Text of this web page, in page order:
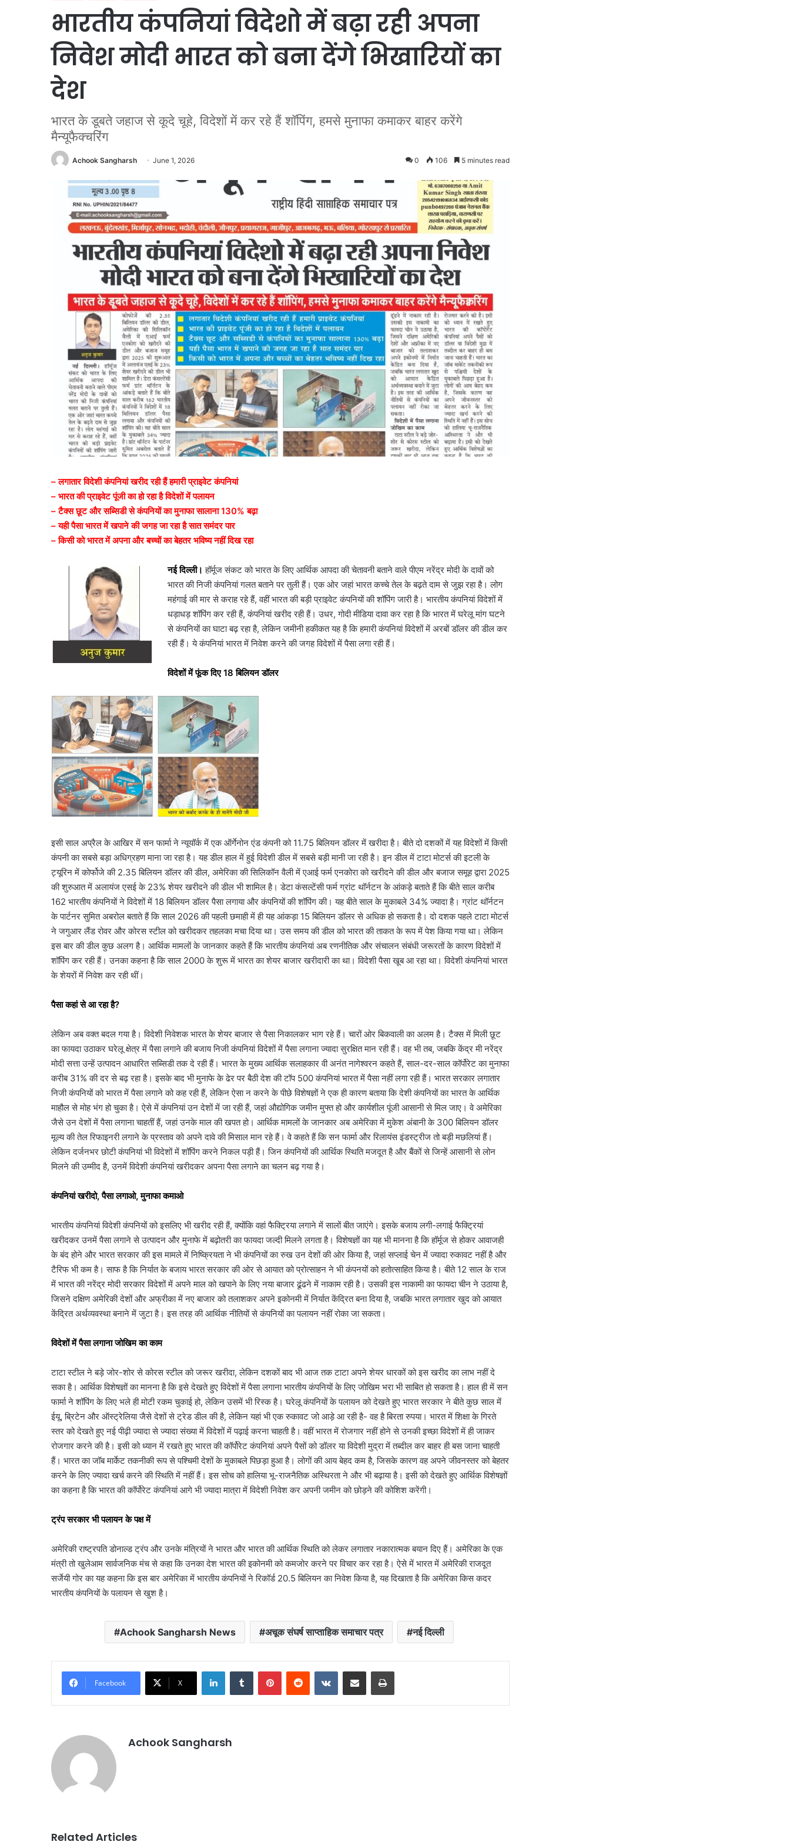
भारतीय कंपनियां विदेशो में बढ़ा रही अपना
निवेश मोदी भारत को बना देंगे भिखारियों का
देश
भारत के डूबते जहाज से कूदे चूहे, विदेशों में कर रहे हैं शॉपिंग, हमसे मुनाफा कमाकर बाहर करेंगे
मैन्यूफैक्चरिंग
Achook Sangharsh June 1, 2026 0 106 5 minutes read
– लगातार विदेशी कंपनियां खरीद रही हैं हमारी प्राइवेट कंपनियां
– भारत की प्राइवेट पूंजी का हो रहा है विदेशों में पलायन
– टैक्स छूट और सब्सिडी से कंपनियों का मुनाफा सालाना 130% बढ़ा
– यही पैसा भारत में खपाने की जगह जा रहा है सात समंदर पार
– किसी को भारत में अपना और बच्चों का बेहतर भविष्य नहीं दिख रहा
नई दिल्ली। हॉर्मूज संकट को भारत के लिए आर्थिक आपदा की चेतावनी बताने वाले पीएम नरेंद्र मोदी के दावों को
भारत की निजी कंपनियां गलत बताने पर तुली हैं। एक ओर जहां भारत कच्चे तेल के बढ़ते दाम से जुझ रहा है। लोग
महंगाई की मार से कराह रहे हैं, वहीं भारत की बड़ी प्राइवेट कंपनियों की शॉपिंग जारी है। भारतीय कंपनियां विदेशों में
धड़ाधड़ शॉपिंग कर रही हैं, कंपनियां खरीद रही हैं। उधर, गोदी मीडिया दावा कर रहा है कि भारत में घरेलू मांग घटने
से कंपनियों का घाटा बढ़ रहा है, लेकिन जमीनी हकीकत यह है कि हमारी कंपनियां विदेशों में अरबों डॉलर की डील कर
रही हैं। ये कंपनियां भारत में निवेश करने की जगह विदेशों में पैसा लगा रही हैं।
विदेशों में फूंक दिए 18 बिलियन डॉलर
इसी साल अप्रैल के आखिर में सन फार्मा ने न्यूयॉर्क में एक ऑर्गेनोन एंड कंपनी को 11.75 बिलियन डॉलर में खरीदा है। बीते दो दशकों में यह विदेशों में किसी
कंपनी का सबसे बड़ा अधिग्रहण माना जा रहा है। यह डील हाल में हुई विदेशी डील में सबसे बड़ी मानी जा रही है। इन डील में टाटा मोटर्स की इटली के
ट्यूरिन में कोर्फोजे की 2.35 बिलियन डॉलर की डील, अमेरिका की सिलिकॉन वैली में एआई फर्म एनकोरा को खरीदने की डील और बजाज समूह द्वारा 2025
की शुरुआत में अलायंज एसई के 23% शेयर खरीदने की डील भी शामिल है। डेटा कंसल्टेंसी फर्म ग्रांट थॉर्नटन के आंकड़े बताते हैं कि बीते साल करीब
162 भारतीय कंपनियों ने विदेशों में 18 बिलियन डॉलर पैसा लगाया और कंपनियों की शॉपिंग की। यह बीते साल के मुकाबले 34% ज्यादा है। ग्रांट थॉर्नटन
के पार्टनर सुमित अबरोल बताते हैं कि साल 2026 की पहली छमाही में ही यह आंकड़ा 15 बिलियन डॉलर से अधिक हो सकता है। दो दशक पहले टाटा मोटर्स
ने जगुआर लैंड रोवर और कोरस स्टील को खरीदकर तहलका मचा दिया था। उस समय की डील को भारत की ताकत के रूप में पेश किया गया था। लेकिन
इस बार की डील कुछ अलग है। आर्थिक मामलों के जानकार कहते हैं कि भारतीय कंपनियां अब रणनीतिक और संचालन संबंधी जरूरतों के कारण विदेशों में
शॉपिंग कर रही हैं। उनका कहना है कि साल 2000 के शुरू में भारत का शेयर बाजार खरीदारी का था। विदेशी पैसा खूब आ रहा था। विदेशी कंपनियां भारत
के शेयरों में निवेश कर रही थीं।
पैसा कहां से आ रहा है?
लेकिन अब वक्त बदल गया है। विदेशी निवेशक भारत के शेयर बाजार से पैसा निकालकर भाग रहे हैं। चारों ओर बिकवाली का अलम है। टैक्स में मिली छूट
का फायदा उठाकर घरेलू क्षेत्र में पैसा लगाने की बजाय निजी कंपनियां विदेशों में पैसा लगाना ज्यादा सुरक्षित मान रही हैं। वह भी तब, जबकि केंद्र मी नरेंद्र
मोदी सत्ता उन्हें उत्पादन आधारित सब्सिडी तक दे रही हैं। भारत के मुख्य आर्थिक सलाहकार वी अनंत नागेश्वरन कहते हैं, साल-दर-साल कॉर्पोरेट का मुनाफा
करीब 31% की दर से बढ़ रहा है। इसके बाद भी मुनाफे के ढेर पर बैठी देश की टॉप 500 कंपनियां भारत में पैसा नहीं लगा रही हैं। भारत सरकार लगातार
निजी कंपनियों को भारत में पैसा लगाने को कह रही हैं, लेकिन ऐसा न करने के पीछे विशेषज्ञों ने एक ही कारण बताया कि देशी कंपनियों का भारत के आर्थिक
माहौल से मोह भंग हो चुका है। ऐसे में कंपनियां उन देशों में जा रही हैं, जहां औद्योगिक जमीन मुफ्त हो और कार्यशील पूंजी आसानी से मिल जाए। वे अमेरिका
जैसे उन देशों में पैसा लगाना चाहतीं हैं, जहां उनके माल की खपत हो। आर्थिक मामलों के जानकार अब अमेरिका में मुकेश अंबानी के 300 बिलियन डॉलर
मूल्य की तेल रिफाइनरी लगाने के प्रस्ताव को अपने दावे की मिसाल मान रहे हैं। वे कहते हैं कि सन फार्मा और रिलायंस इंडस्ट्रीज तो बड़ी मछलियां हैं।
लेकिन दर्जनभर छोटी कंपनियां भी विदेशों में शॉपिंग करने निकल पड़ी हैं। जिन कंपनियों की आर्थिक स्थिति मजदूत है और बैंकों से जिन्हें आसानी से लोन
मिलने की उम्मीद है, उनमें विदेशी कंपनियां खरीदकर अपना पैसा लगाने का चलन बढ़ गया है।
कंपनियां खरीदो, पैसा लगाओ, मुनाफा कमाओ
भारतीय कंपनियां विदेशी कंपनियों को इसलिए भी खरीद रही हैं, क्योंकि वहां फैक्ट्रिया लगाने में सालों बीत जाएंगे। इसके बजाय लगी-लगाई फैक्ट्रियां
खरीदकर उनमें पैसा लगाने से उत्पादन और मुनाफे में बढ़ोतरी का फायदा जल्दी मिलने लगता है। विशेषज्ञों का यह भी मानना है कि हॉर्मूज से होकर आवाजही
के बंद होने और भारत सरकार की इस मामले में निष्क्रियता ने भी कंपनियों का रुख उन देशों की ओर किया है, जहां सप्लाई चेन में ज्यादा रुकावट नहीं है और
टैरिफ भी कम है। साफ है कि निर्यात के बजाय भारत सरकार की ओर से आयात को प्रोत्साहन ने भी कंपनयों को हतोत्साहित किया है। बीते 12 साल के राज
में भारत की नरेंद्र मोदी सरकार विदेशों में अपने माल को खपाने के लिए नया बाजार ढूंढने में नाकाम रही है। उसकी इस नाकामी का फायदा चीन ने उठाया है,
जिसने दक्षिण अमेरिकी देशों और अफ्रीका में नए बाजार को तलाशकर अपने इकोनमी में निर्यात केंद्रित बना दिया है, जबकि भारत लगातार खुद को आयात
केंद्रित अर्थव्यवस्था बनाने में जुटा है। इस तरह की आर्थिक नीतियों से कंपनियों का पलायन नहीं रोका जा सकता।
विदेशों में पैसा लगाना जोखिम का काम
टाटा स्टील ने बड़े जोर-शोर से कोरस स्टील को जरूर खरीदा, लेकिन दशकों बाद भी आज तक टाटा अपने शेयर धारकों को इस खरीद का लाभ नहीं दे
सका है। आर्थिक विशेषज्ञों का मानना है कि इसे देखते हुए विदेशों में पैसा लगाना भारतीय कंपनियों के लिए जोखिम भरा भी साबित हो सकता है। हाल ही में सन
फार्मा ने शॉपिंग के लिए भले ही मोटी रकम चुकाई हो, लेकिन उसमें भी रिस्क है। घरेलू कंपनियों के पलायन को देखते हुए भारत सरकार ने बीते कुछ साल में
ईयू, ब्रिटेन और ऑस्ट्रेलिया जैसे देशों से ट्रेड डील की है, लेकिन यहां भी एक रुकावट जो आड़े आ रही है- वह है बिरता रुपया। भारत में शिक्षा के गिरते
स्तर को देखते हुए नई पीढ़ी ज्यादा से ज्यादा संख्या में विदेशों में पढ़ाई करना चाहती है। वहीं भारत में रोजगार नहीं होने से उनकी इच्छा विदेशों में ही जाकर
रोजगार करने की है। इसी को ध्यान में रखते हुए भारत की कॉर्पोरेट कंपनियां अपने पैसों को डॉलर या विदेशी मुद्रा में तब्दील कर बाहर ही बस जाना चाहती
हैं। भारत का जॉब मार्केट तकनीकी रूप से पश्चिमी देशों के मुकाबले पिछड़ा हुआ है। लोगों की आय बेहद कम है, जिसके कारण वह अपने जीवनस्तर को बेहतर
करने के लिए ज्यादा खर्च करने की स्थिति में नहीं हैं। इस सोच को हालिया भू-राजनैतिक अस्थिरता ने और भी बढ़ाया है। इसी को देखते हुए आर्थिक विशेषज्ञों
का कहना है कि भारत की कॉर्पोरेट कंपनियां आगे भी ज्यादा मात्रा में विदेशी निवेश कर अपनी जमीन को छोड़ने की कोशिश करेंगी।
ट्रंप सरकार भी पलायन के पक्ष में
अमेरिकी राष्ट्रपति डोनाल्ड ट्रंप और उनके मंत्रियों ने भारत और भारत की आर्थिक स्थिति को लेकर लगातार नकारात्मक बयान दिए हैं। अमेरिका के एक
मंत्री तो खुलेआम सार्वजनिक मंच से कहा कि उनका देश भारत की इकोनमी को कमजोर करने पर विचार कर रहा है। ऐसे में भारत में अमेरिकी राजदूत
सर्जेयी गोर का यह कहना कि इस बार अमेरिका में भारतीय कंपनियों ने रिकॉर्ड 20.5 बिलियन का निवेश किया है, यह दिखाता है कि अमेरिका किस कदर
भारतीय कंपनियों के पलायन से खुश है।
Achook Sangharsh News अचूक संघर्ष साप्ताहिक समाचार पत्र नई दिल्ली
Facebook X
LinkedInTumblr PinterestReddit VKontakteShare via Email Print
Achook Sangharsh
Related Articles